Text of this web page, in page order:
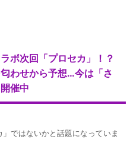
ボ次回「プロセカ」！？
わせから予想…今は「さ
催中
ではないかと話題になっていま